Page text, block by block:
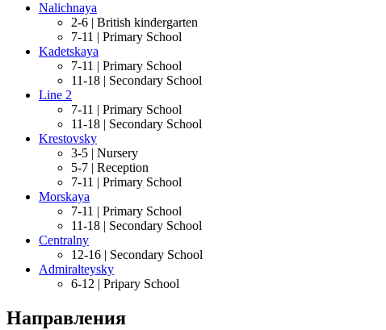
Nalichnaya
2-6 | British kindergarten
7-11 | Primary School
Kadetskaya
7-11 | Primary School
11-18 | Secondary School
Line 2
7-11 | Primary School
11-18 | Secondary School
Krestovsky
3-5 | Nursery
5-7 | Reception
7-11 | Primary School
Morskaya
7-11 | Primary School
11-18 | Secondary School
Centralny
12-16 | Secondary School
Admiralteysky
6-12 | Pripary School
Направления